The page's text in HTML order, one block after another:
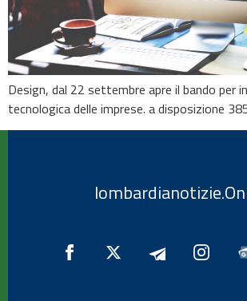
Design, dal 22 settembre apre il bando per
tecnologica delle imprese. a disposizione